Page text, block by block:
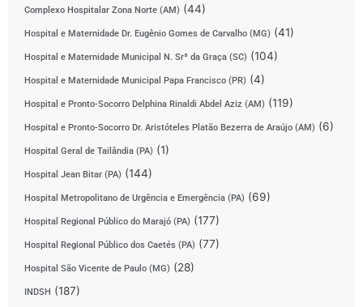
Complexo Hospitalar Zona Norte (AM) (44)
Hospital e Maternidade Dr. Eugênio Gomes de Carvalho (MG) (41)
Hospital e Maternidade Municipal N. Srª da Graça (SC) (104)
Hospital e Maternidade Municipal Papa Francisco (PR) (4)
Hospital e Pronto-Socorro Delphina Rinaldi Abdel Aziz (AM) (119)
Hospital e Pronto-Socorro Dr. Aristóteles Platão Bezerra de Araújo (AM) (6)
Hospital Geral de Tailândia (PA) (1)
Hospital Jean Bitar (PA) (144)
Hospital Metropolitano de Urgência e Emergência (PA) (69)
Hospital Regional Público do Marajó (PA) (177)
Hospital Regional Público dos Caetés (PA) (77)
Hospital São Vicente de Paulo (MG) (28)
INDSH (187)